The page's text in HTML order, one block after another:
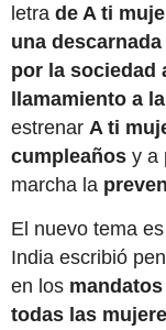
letra de A ti
una
por la sociedad
llamamiento a
estrenar A ti
cumpleaños y a
marcha la
El nuevo tema
India escribió
en los
todas las